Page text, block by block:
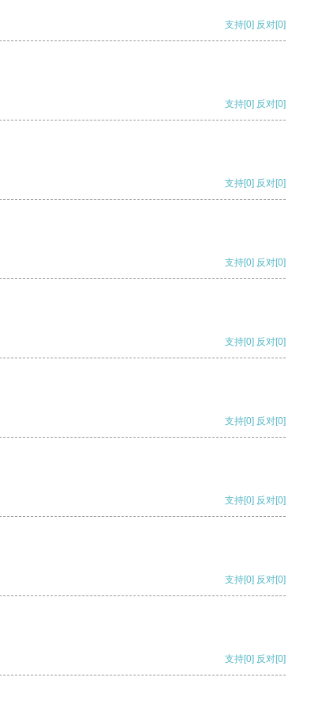
支持[0] 反对[0]
支持[0] 反对[0]
支持[0] 反对[0]
支持[0] 反对[0]
支持[0] 反对[0]
支持[0] 反对[0]
支持[0] 反对[0]
支持[0] 反对[0]
支持[0] 反对[0]